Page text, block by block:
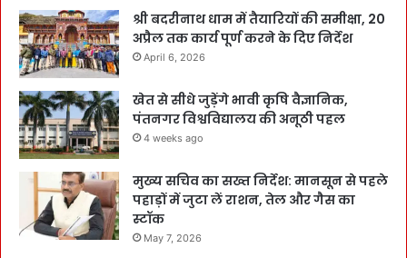
श्री बदरीनाथ धाम में तैयारियों की समीक्षा, 20
अप्रैल तक कार्य पूर्ण करने के दिए निर्देश
April 6, 2026
खेत से सीधे जुड़ेंगे भावी कृषि वैज्ञानिक,
पंतनगर विश्वविद्यालय की अनूठी पहल
4 weeks ago
मुख्य सचिव का सख्त निर्देश: मानसून से पहले
पहाड़ों में जुटा लें राशन, तेल और गैस का
स्टॉक
May 7, 2026